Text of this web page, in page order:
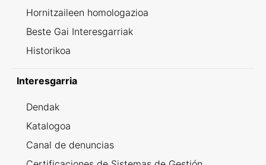
Hornitzaileen homologazioa
Beste Gai Interesgarriak
Historikoa
Interesgarria
Dendak
Katalogoa
Canal de denuncias